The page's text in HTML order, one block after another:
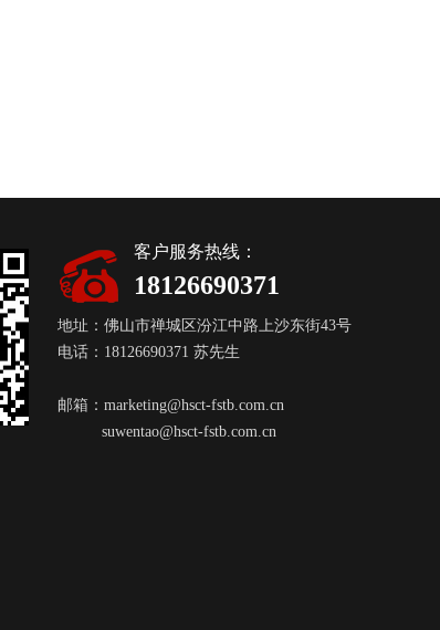
客户服务热线：
18126690371
地址：佛山市禅城区汾江中路上沙东街43号
电话：18126690371 苏先生
邮箱： marketing@hsct-fstb.com.cn
suwentao@hsct-fstb.com.cn